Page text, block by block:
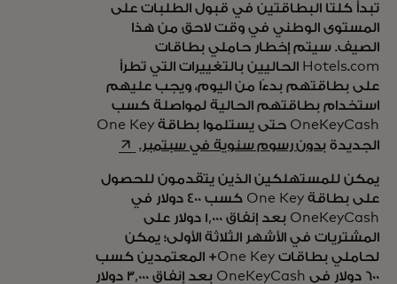
تبدأ كلتا البطاقتين في قبول الطلبات على
المستوى الوطني في وقت لاحق من هذا
الصيف. سيتم إخطار حاملي بطاقات
Hotels.com الحاليين بالتغييرات التي تطرأ
على بطاقتهم بدءًا من اليوم، ويجب عليهم
استخدام بطاقتهم الحالية لمواصلة كسب
OneKeyCash حتى يستلموا بطاقة One Key
الجديدة بدون رسوم سنوية في سبتمبر. opens in a new tab
يمكن للمستهلكين الذين يتقدمون للحصول
على بطاقة One Key كسب 400 دولار في
OneKeyCash بعد إنفاق 1,000 دولار على
المشتريات في الأشهر الثلاثة الأولى؛ يمكن
لحاملي بطاقات One Key+ المعتمدين كسب
600 دولار في OneKeyCash بعد إنفاق 3,000 دولار